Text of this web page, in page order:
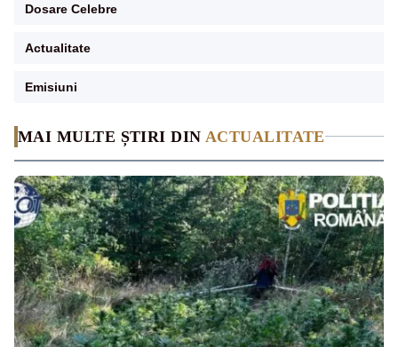
MAI MULTE ȘTIRI DIN ACTUALITATE
Dosare Celebre
Actualitate
Emisiuni